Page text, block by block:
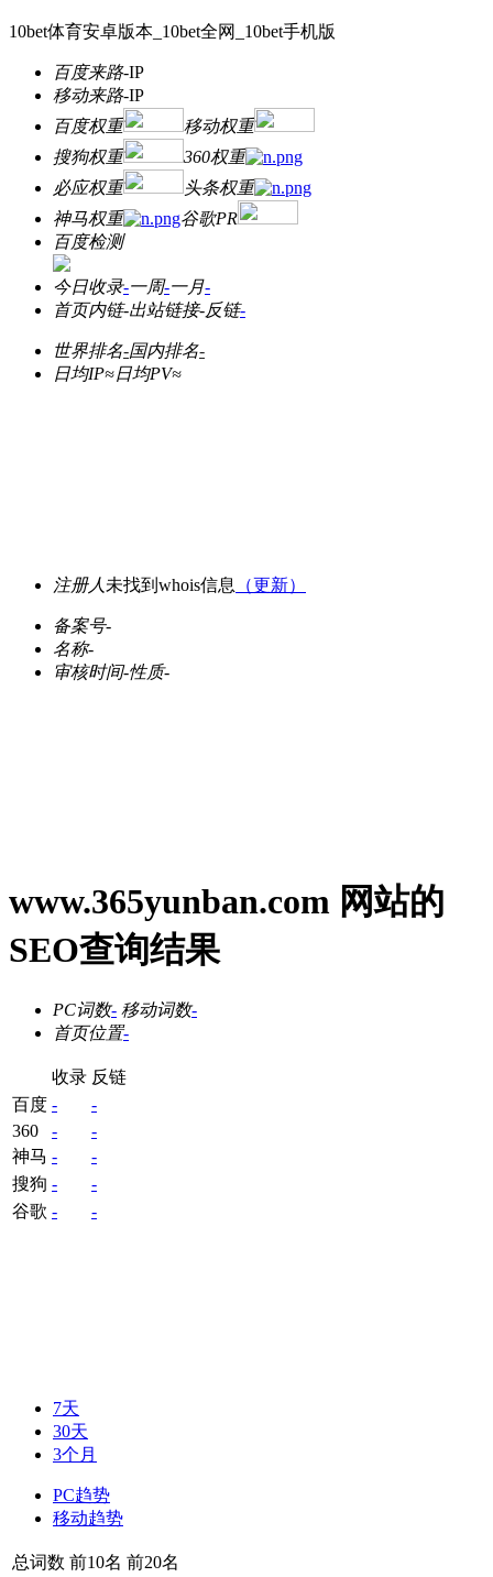
10bet体育安卓版本_10bet全网_10bet手机版
百度来路-IP
移动来路-IP
百度权重
移动权重
搜狗权重
360权重
必应权重
头条权重
神马权重
谷歌PR
百度检测
今日收录-一周-一月-
首页内链-出站链接-反链-
世界排名-国内排名-
日均IP≈日均PV≈
注册人 未找到whois信息 （更新）
备案号-
名称-
审核时间-性质-
www.365yunban.com 网站的
SEO查询结果
PC词数- 移动词数-
首页位置-
收录 反链
百度 -
-
360
-
-
神马 -
-
搜狗 -
-
谷歌 - -
7天
30天
3个月
PC趋势
移动趋势
总词数 前10名 前20名